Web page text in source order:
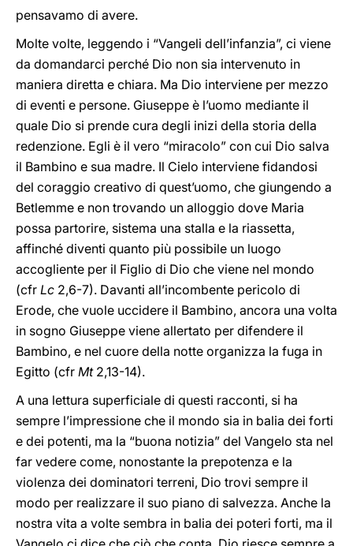
pensavamo di avere.
Molte volte, leggendo i “Vangeli dell’infanzia”, ci viene
da domandarci perché Dio non sia intervenuto in
maniera diretta e chiara. Ma Dio interviene per mezzo
di eventi e persone. Giuseppe è l’uomo mediante il
quale Dio si prende cura degli inizi della storia della
redenzione. Egli è il vero “miracolo” con cui Dio salva
il Bambino e sua madre. Il Cielo interviene fidandosi
del coraggio creativo di quest’uomo, che giungendo a
Betlemme e non trovando un alloggio dove Maria
possa partorire, sistema una stalla e la riassetta,
affinché diventi quanto più possibile un luogo
accogliente per il Figlio di Dio che viene nel mondo
(cfr Lc 2,6-7). Davanti all’incombente pericolo di
Erode, che vuole uccidere il Bambino, ancora una volta
in sogno Giuseppe viene allertato per difendere il
Bambino, e nel cuore della notte organizza la fuga in
Egitto (cfr Mt2,13-14).
A una lettura superficiale di questi racconti, si ha
sempre l’impressione che il mondo sia in balia dei forti
e dei potenti, ma la “buona notizia” del Vangelo sta nel
far vedere come, nonostante la prepotenza e la
violenza dei dominatori terreni, Dio trovi sempre il
modo per realizzare il suo piano di salvezza. Anche la
nostra vita a volte sembra in balia dei poteri forti, ma il